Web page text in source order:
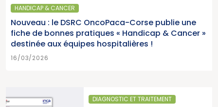
HANDICAP & CANCER
Nouveau : le DSRC OncoPaca-Corse publie une
fiche de bonnes pratiques « Handicap & Cancer »
destinée aux équipes hospitalières !
16/03/2026
ET TRAITEMENT